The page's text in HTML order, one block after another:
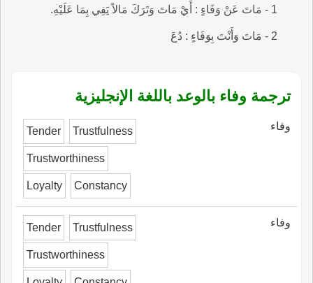
1 - مَاتَ عَنْ وَفَاءٍ : أَيْ مَاتَ وَتَرَكَ مَالاً يَفِي بِمَا عَلَيْهِ.
2 - مَاتَ وَأَنْتَ بِوَفَاءٍ : دُعَ
ترجمة وفاء بالوعد باللغة الإنجليزية
وفاء Tender Trustfulness
Trustworthiness
Loyalty Constancy
وفاء Tender Trustfulness
Trustworthiness